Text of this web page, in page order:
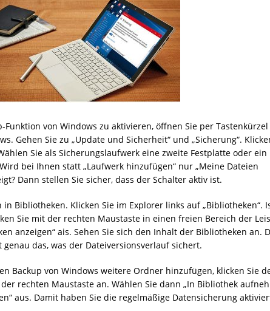
Funktion von Windows zu aktivieren, öffnen Sie per Tastenkürzel
Gehen Sie zu „Update und Sicherheit“ und „Sicherung“.
Sie als Sicherungslaufwerk eine zweite Festplatte oder ein
bei Ihnen statt „Laufwerk hinzufügen“ nur „Meine Dateien
Dann stellen Sie sicher, dass der Schalter aktiv ist.
Bibliotheken. Klicken Sie im Explorer links auf „Bibliotheken“.
Sie mit der rechten Maustaste in einen freien Bereich der
anzeigen“ ais. Sehen Sie sich den Inhalt der Bibliotheken an.
das, was der Dateiversionsverlauf sichert.
Backup von Windows weitere Ordner hinzufügen, klicken Sie
rechten Maustaste an. Wählen Sie dann „In Bibliothek
aus. Damit haben Sie die regelmäßige Datensicherung